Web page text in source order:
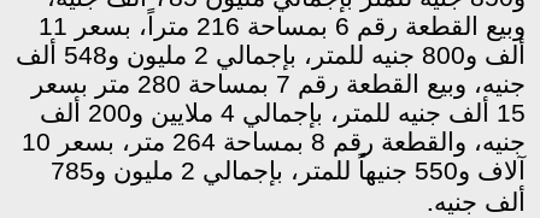
وبيع القطعة رقم 6 بمساحة 216 متراً، بسعر 11
ألف و800 جنيه للمتر، بإجمالي 2 مليون و548 ألف
جنيه، وبيع القطعة رقم 7 بمساحة 280 متر بسعر
15 ألف جنيه للمتر، بإجمالي 4 ملايين و200 ألف
جنيه، والقطعة رقم 8 بمساحة 264 متر، بسعر 10
آلاف و550 جنيهاً للمتر، بإجمالي 2 مليون و785
ألف جنيه